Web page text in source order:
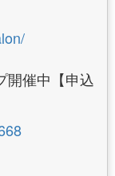
催中【申込